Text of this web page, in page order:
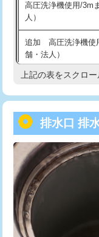
め込み）)
給水管工事※（土の
業)
給水管工事※（塩ビ
用/3ｍまで)
用（追加）/3ｍ超え)
給水管工事※（ライ
管・ポリ管・HT管
給水管工事※（ライ
管・ポリ管・HT管使
排水管工事（土の掘
業）
高圧洗浄機使用/3m
人）
追加 高圧洗浄機使
舗・法人）
高度高圧洗浄換
トーラー機使用/3m
追加トーラー機使用
カメラ調査
桝清掃
止水・漏水調査・防
上記の表をスクロ
排水口 排